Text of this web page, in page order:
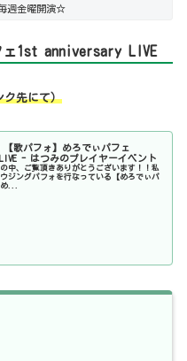
週金曜開演☆
ェ1st anniversary LIVE
ク先にて）
【歌パフォ】めろでぃパフェ
- はつみのプレイヤーイベント
中、ご覧頂きありがとうございます！！私
ジングパフォを行なっている【めろでぃパ
...